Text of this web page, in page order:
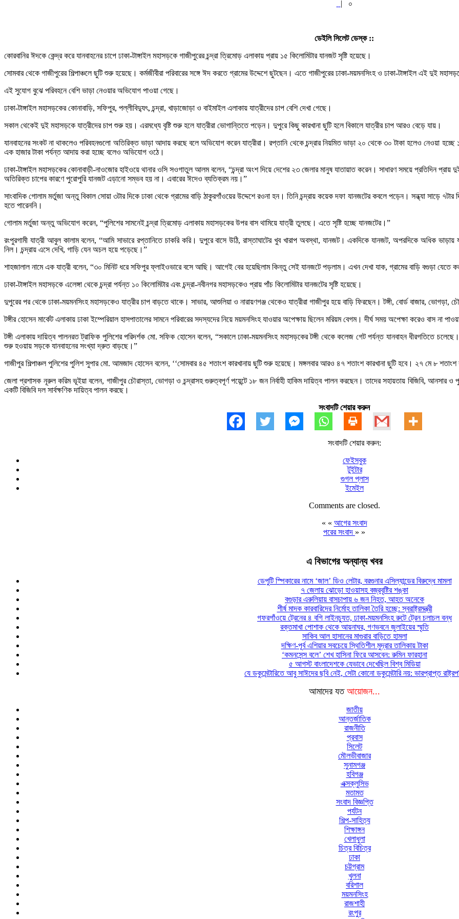
| ০
ডেইলি সিলেট ডেস্ক ::
কোরবানির ঈদকে কেন্দ্র করে যানবাহনের চাপে ঢাকা-টাঙ্গাইল মহাসড়কে গাজীপুরের চন্দ্রা ত্রিমোড় এলাকায় প্রায় ১৫ কিলোমিটার যানজট সৃষ্টি হয়েছে।
সোমবার থেকে গাজীপুরের শিল্পাঞ্চলে ছুটি শুরু হয়েছে। কর্মজীবীরা পরিবারের সঙ্গে ঈদ করতে গ্রামের উদ্দেশে ছুটছেন। এতে গাজীপুরের ঢাকা-ময়মনসিংহ ও ঢাকা-টাঙ্গাইল এই দুই
এই সুযোগ বুঝে পরিবহনে বেশি ভাড়া নেওয়ার অভিযোগ পাওয়া গেছে।
ঢাকা-টাঙ্গাইল মহাসড়কের কোনাবাড়ি, সফিপুর, পল্লীবিদ্যুৎ, চন্দ্রা, খাড়াজোড়া ও বাইমাইল এলাকায় যাত্রীদের চাপ বেশি দেখা গেছে।
সকাল থেকেই দুই মহাসড়কে যাত্রীদের চাপ শুরু হয়। এরমধ্যে বৃষ্টি শুরু হলে যাত্রীরা ভোগান্তিতে পড়েন। দুপুরে কিছু কারখানা ছুটি হলে বিকালে যাত্রীর চাপ আরও বেড়ে যায়।
যানবাহনের সংকট না থাকলেও পরিবহনগুলো অতিরিক্ত ভাড়া আদায় করছে বলে অভিযোগ করেন যাত্রীরা। রপ্তানি থেকে চন্দ্রার নিয়মিত ভাড়া ২০ থেকে ৩০ টাকা হলেও নেওয়া হচ্ছে
এক হাজার টাকা পর্যন্ত আদায় করা হচ্ছে বলেও অভিযোগ ওঠে।
ঢাকা-টাঙ্গাইল মহাসড়কের কোনাবাড়ী-নাওজোর হাইওয়ে থানার ওসি সওগাতুল আলম বলেন, “চন্দ্রা অংশ দিয়ে দেশের ২৩ জেলার মানুষ যাতায়াত করেন। সাধারণ সময়ে প্রতিদিন
অতিরিক্ত চাপের কারণে পুরোপুরি যানজট এড়ানো সম্ভব হয় না। এবারের ঈদেও ব্যতিক্রম নয়।”
সাংবাদিক গোলাম মর্তুজা অন্তু বিকাল সোয়া ৩টার দিকে ঢাকা থেকে গ্রামের বাড়ি ঠাকুরগাঁওয়ের উদ্দেশে রওনা হন। তিনি চন্দ্রায় কয়েক দফা যানজটের কবলে পড়েন। সন্ধ্যা সাড়ে
হতে পারেননি।
গোলাম মর্তুজা অন্তু অভিযোগ করেন, “পুলিশের সামনেই চন্দ্রা ত্রিমোড় এলাকায় মহাসড়কের উপর বাস থামিয়ে যাত্রী তুলছে। এতে সৃষ্টি হচ্ছে যানজটের।”
রংপুরগামী যাত্রী আবুল কালাম বলেন, “আমি সাভারে রপ্তানিতে চাকরি করি। দুপুরে বাসে উঠি, রাস্তাঘাটের খুব খারাপ অবস্থা, যানজট। একদিকে যানজট, অপরদিকে অধিক
নিল। চন্দ্রায় এসে দেখি, গাড়ি যেন অচল হয়ে পড়েছে।”
শাহজালাল নামে এক যাত্রী বলেন, “৩০ মিনিট ধরে সফিপুর ফ্লাইওভারে বসে আছি। আগেই বের হয়েছিলাম কিন্তু সেই যানজটে পড়লাম। এখন দেখা যাক, গ্রামের বাড়ি বগুড়া যেতে
ঢাকা-টাঙ্গাইল মহাসড়কে এলেঙ্গা থেকে চন্দ্রা পর্যন্ত ১০ কিলোমিটার এবং চন্দ্রা-নবীনগর মহাসড়কেও প্রায় পাঁচ কিলোমিটার যানজটের সৃষ্টি হয়েছে।
দুপুরের পর থেকে ঢাকা-ময়মনসিংহ মহাসড়কেও যাত্রীর চাপ বাড়তে থাকে। সাভার, আশুলিয়া ও নারায়ণগঞ্জ থেকেও যাত্রীরা গাজীপুর হয়ে বাড়ি ফিরছেন। টঙ্গী, বোর্ড বাজার, ভোগড়া,
টঙ্গীর হোসেন মার্কেট এলাকায় ঢাকা ইম্পেরিয়াল হাসপাতালের সামনে পরিবারের সদস্যদের নিয়ে ময়মনসিংহ যাওয়ার অপেক্ষায় ছিলেন মরিয়ম বেগম। দীর্ঘ সময় অপেক্ষা করেও বাস না
টঙ্গী এলাকায় দায়িত্ব পালনরত ট্রাফিক পুলিশের পরিদর্শক মো. সফিক হোসেন বলেন, “সকালে ঢাকা-ময়মনসিংহ মহাসড়কের টঙ্গী থেকে কলেজ গেট পর্যন্ত যানবাহন ধীরগতিতে
শুরু হওয়ায় সড়কে যানবাহনের সংখ্যা দ্রুত বাড়ছে।”
গাজীপুর শিল্পাঞ্চল পুলিশের পুলিশ সুপার মো. আমজাদ হোসেন বলেন, ‘‘সোমবার ৪৫ শতাংশ কারখানায় ছুটি শুরু হয়েছে। মঙ্গলবার আরও ৪৭ শতাংশ কারখানা ছুটি হবে। ২৭ মে ৮ শতাংশ
জেলা প্রশাসক নূরুল করিম ভূইয়া বলেন, গাজীপুর চৌরাস্তা, ভোগড়া ও চন্দ্রাসহ গুরুত্বপূর্ণ পয়েন্টে ১৮ জন নির্বাহী হাকিম দায়িত্ব পালন করছেন। তাদের সহায়তায় বিজিবি, আনসার
একটি বিজিবি দল সার্বক্ষণিক দায়িত্ব পালন করছে।
সংবাদটি শেয়ার করুন
সংবাদটি শেয়ার করুন:
ফেইসবুক
টুইটার
গুগল প্লাস
ইমেইল
Comments are closed.
« « আগের সংবাদ
পরের সংবাদ » »
এ বিভাগের অন্যান্য খবর
ডেপুটি স্পিকারের নামে ‘জাল’ ডিও লেটার, বরগুনার এসিল্যান্ডের বিরুদ্ধে মামলা
৭ জেলায় ঝোড়ো হাওয়াসহ বজ্রবৃষ্টির শঙ্কা
বগুড়ার এরুলিয়ায় বাসচাপায় ৬ জন নিহত, আহত অনেকে
শীর্ষ মাদক কারবারিদের নির্মোহ তালিকা তৈরি হচ্ছে: স্বরাষ্ট্রমন্ত্রী
গফরগাঁওয়ে ট্রেনের ৪ বগি লাইনচ্যুত, ঢাকা-ময়মনসিংহ রুটে ট্রেন চলাচল বন্ধ
রক্তমাখা পোশাক থেকে আয়নাঘর, গণভবনে জুলাইয়ের স্মৃতি
সাকিব আল হাসানের মাগুরার বাড়িতে হামলা
দক্ষিণ-পূর্ব এশিয়ার সবচেয়ে স্থিতিশীল মুদ্রার তালিকায় টাকা
‘কমনসেন্স বলে’ শেখ হাসিনা ফিরে আসবেন: রুমিন ফারহানা
৫ আগস্ট বাংলাদেশকে যেভাবে দেখেছিল বিশ্ব মিডিয়া
যে ডকুমেন্টারিতে আবু সাঈদের ছবি নেই, সেটা কোনো ডকুমেন্টারি নয়: ভারপ্রাপ্ত
আমাদের যত আয়োজন...
জাতীয়
আন্তর্জাতিক
রাজনীতি
প্রবাস
সিলেট
মৌলভীবাজার
সুনামগঞ্জ
হবিগঞ্জ
এক্সক্লুসিভ
মতামত
সংবাদ বিজ্ঞপ্তি
পর্যটন
শিল্প-সাহিত্য
শিক্ষাঙ্গন
খেলাধুলা
চিত্র বিচিত্র
ঢাকা
চট্টগ্রাম
খুলনা
বরিশাল
ময়মনসিংহ
রাজশাহী
রংপুর